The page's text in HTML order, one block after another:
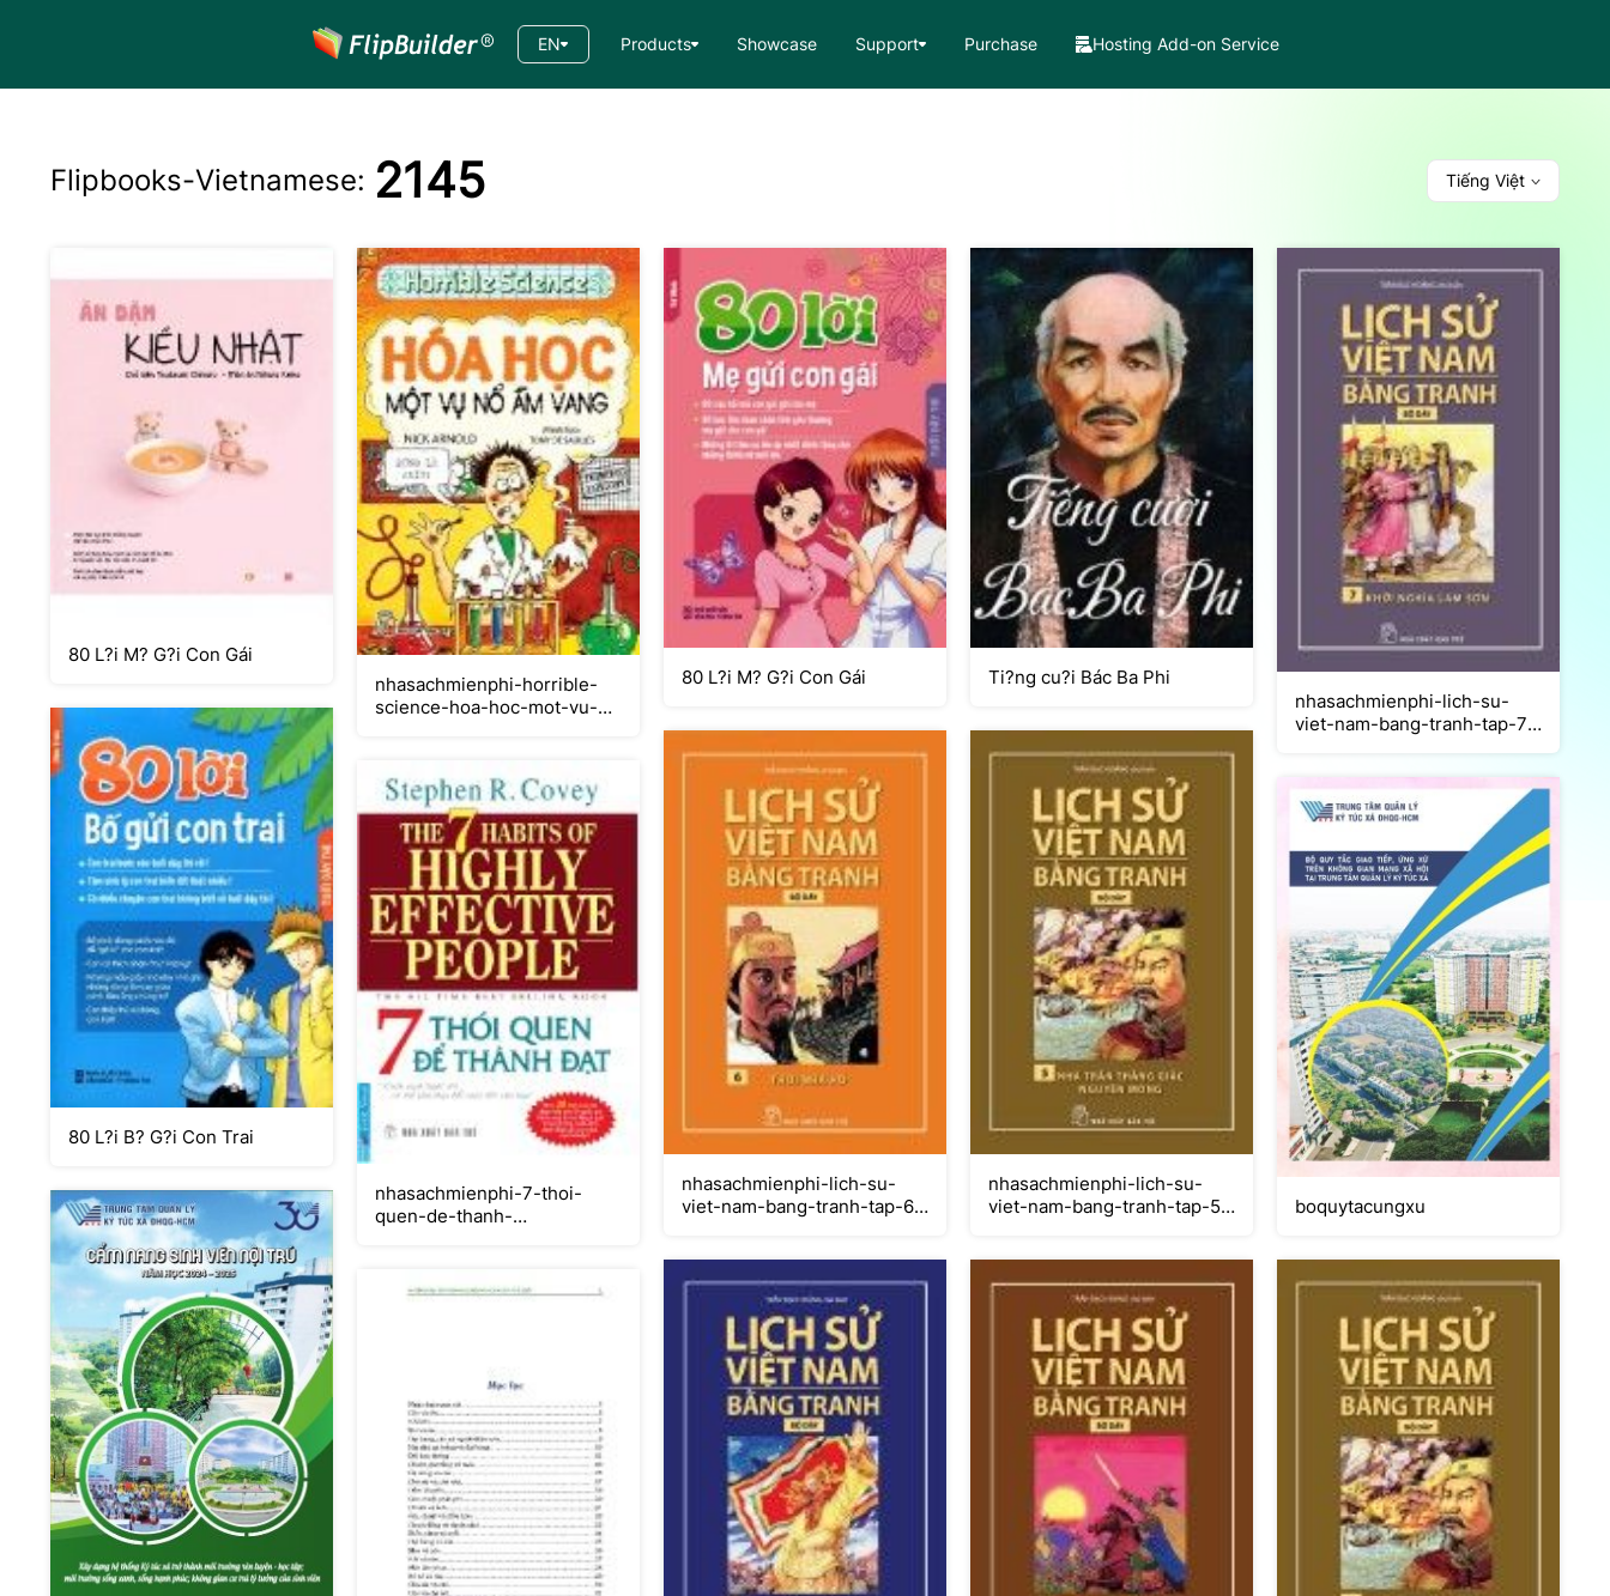
EN Products Showcase Support Purchase Hosting Add-on Service
Flipbooks-Vietnamese: 2145 Tiếng Việt
80 L?i M? G?i Con Gái
nhasachmienphi-horrible-
science-hoa-hoc-mot-vu-
80 L?i M? G?i Con Gái
Ti?ng cu?i Bác Ba Phi
nhasachmienphi-lich-su-
viet-nam-bang-tranh-tap-7-
80 L?i B? G?i Con Trai
nhasachmienphi-7-thoi-
quen-de-thanh-
nhasachmienphi-lich-su-
viet-nam-bang-tranh-tap-6-
nhasachmienphi-lich-su-
viet-nam-bang-tranh-tap-5-
boquytacungxu